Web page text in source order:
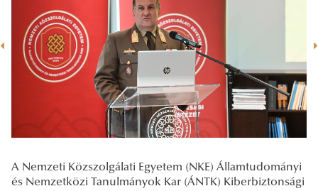
A Nemzeti Közszolgálati Egyetem (NKE) Államtudományi
és Nemzetközi Tanulmányok Kar (ÁNTK) Kiberbiztonsági